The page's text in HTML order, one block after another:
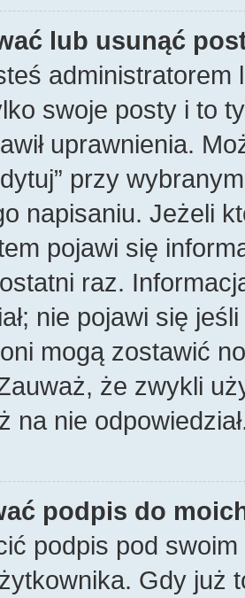
lub usunąć
swoje posty i to
uprawnienia.
przy
napisaniu. Jeżeli
pojawi się
raz.
nie pojawi się
mogą zostawić
że zwykli
na nie
podpis do
podpis pod
Gdy już